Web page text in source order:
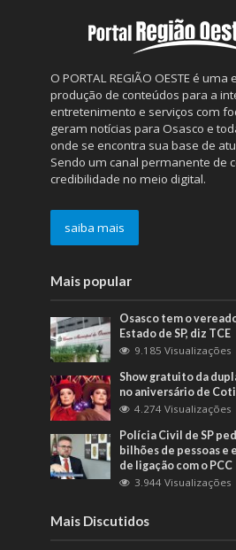
O PORTAL REGIÃO OESTE é
produção de conteúdos para a
entretenimento e serviços com
geram notícias para Osasco e
onde se encontra sua base de
Sendo um canal permanente de
credibilidade no meio digital.
saiba mais
Mais popular
Osasco tem o
Estado de SP, diz TCE
9.185 Visualizações
Show gratuito da
no aniversário de
4.274 Visualizações
Polícia Civil de SP
bilhões de pessoas e
de ligação com o PCC
3.944 Visualizações
Mais Discutidos